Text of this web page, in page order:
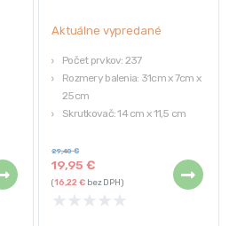
Aktuálne vypredané
Počet prvkov: 237
Rozmery balenia: 31cm x 7cm x
25cm
Skrutkovač: 14 cm x 11,5 cm
batérie (nie sú súčasťou balenia)
Materiál: plast
19,95€
29,40€
(16,22€bez DPH)
★ ★ ★ ★ ★